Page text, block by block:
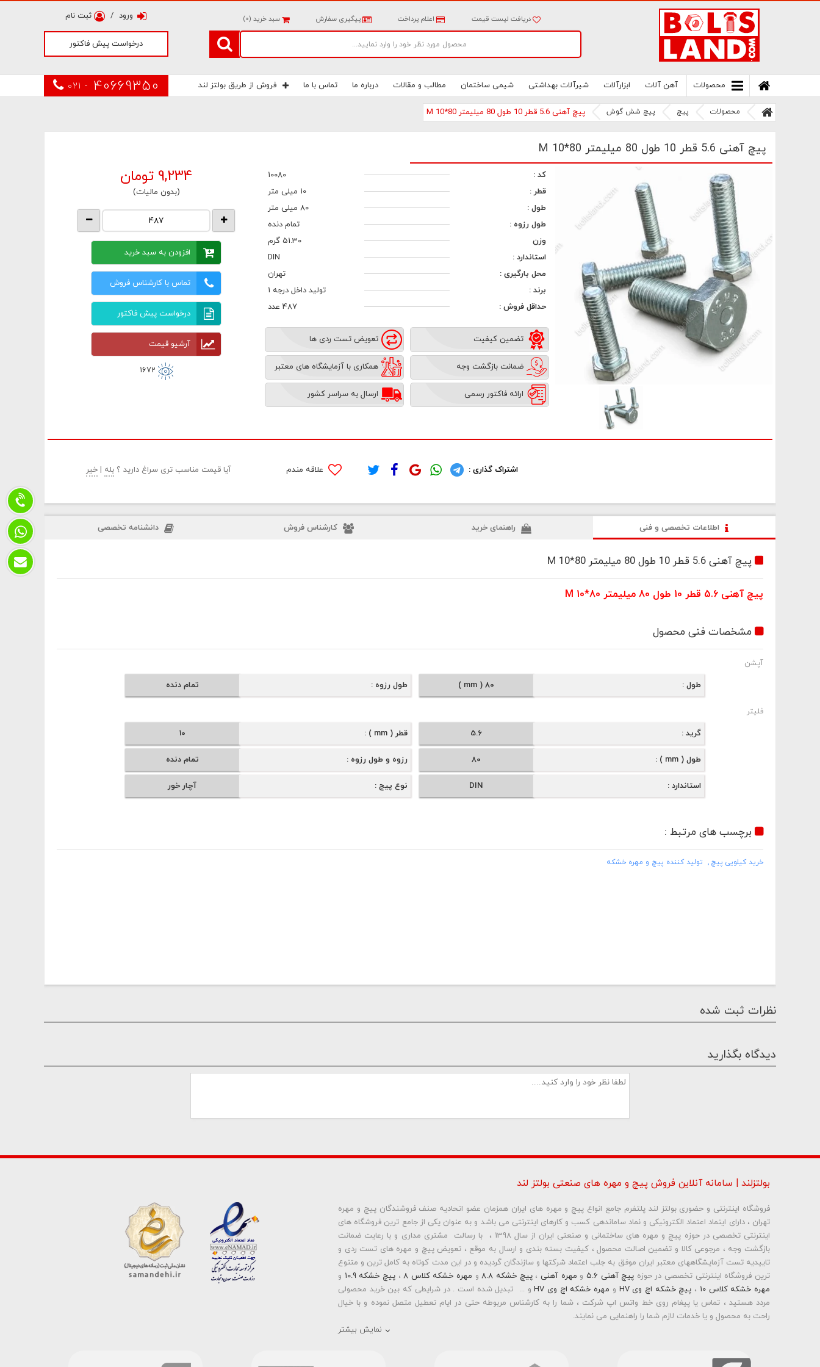
بولتز لند | سرزمین پیچ
دریافت لیست قیمت اعلام پرداخت پیگیری سفارش سبد خرید (0
) ورود / ثبت نام
درخواست پیش فاکتور
محصولات آهن آلات ابزارآلات شیرآلات بهداشتی شیمی ساختمان مطالب و مقالات درباره ما تماس با ما فروش از طریق بولتز لند 021 - 40669350
محصولات پیچ پیچ شش گوش پیچ آهنی 5.6 قطر 10 طول 80 میلیمتر M 10*80
پیچ آهنی 5.6 قطر 10 طول 80 میلیمتر M 10*80
کد :
10080
قطر :
10 میلی متر
طول :
80 میلی متر
طول رزوه :
تمام دنده
وزن
51.30 گرم
استاندارد :
DIN
محل بارگیری :
تهران
برند :
تولید داخل درجه 1
حداقل فروش :
487 عدد
تضمین کیفیت
ضمانت بازگشت وجه
ارائه فاکتور رسمی
تعویض تست ردی ها
همکاری با آزمایشگاه های معتبر
ارسال به سراسر کشور
9,234 تومان
(بدون مالیات)
افزودن به سبد خرید
تماس با کارشناس فروش
درخواست پیش فاکتور
آرشیو قیمت
1672
اشتراک گذاری : علاقه مندم آیا قیمت مناسب تری سراغ دارید ؟ بله |خیر
اطلاعات تخصصی و فنی راهنمای خرید کارشناس فروش دانشنامه تخصصی
پیچ آهنی 5.6 قطر 10 طول 80 میلیمتر M 10*80
پیچ آهنی 5.6 قطر 10 طول 80 میلیمتر M 10*80
مشخصات فنی محصول
آپشن
طول
80 ( mm ) طول رزوه تمام دنده
فلیتر
گرید
5.6 قطر ( mm ) 10
طول ( mm ) 80 رزوه و طول رزوه تمام دنده
استاندارد DIN نوع پیچ آچار خور
برچسب های مرتبط :
خرید کیلویی پیچ تولید کننده پیچ و مهره خشکه
نظرات ثبت شده
دیدگاه بگذارید
شماره تلفن و ایمیل شما نمایش داده نخواهد شد.
ارسال دیدگاه
آدرس اینترنتی فروشگاه
ثبت اطلاعات
بولتزلند | سامانه آنلاین فروش پیچ و مهره های صنعتی بولتز لند
فروشگاه اینترنتی و حضوری بولتز لند پلتفرم جامع انواع پیچ و مهره های ایران همزمان عضو اتحادیه صنف فروشندگان پیچ و مهره
تهران ، دارای اینماد اعتماد الکترونیکی و نماد ساماندهی کسب و کارهای اینترنتی می باشد و به عنوان یکی از جامع ترین فروشگاه های
اینترنتی تخصصی در حوزه پیچ و مهره های ساختمانی و صنعتی ایران از سال 1398 ، با رسالت مشتری مداری و با رعایت ضمانت
بازگشت وجه ، مرجوعی کالا و تضمین اصالت محصول ، کیفیت بسته بندی و ارسال به موقع ، تعویض پیچ و مهره های تست ردی و
تاییدیه تست آزمایشگاههای معتبر ایران موفق به جلب اعتماد شرکتها و سازندگان گردیده و در این مدت کوتاه به کامل ترین و متنوع
ترین فروشگاه اینترنتی تخصصی در حوزه پیچ آهنی 5.6 و مهره آهنی ،پیچ خشکه 8.8 و مهره خشکه کلاس 8 ،پیچ خشکه 10.9
و
مهره خشکه کلاس 10
، پیچ خشکه اچ وی HV و مهره خشکه اچ وی HV
و ... تبدیل شده است . در شرایطی که بین خرید محصولی
مردد هستید ، تماس یا پیغام روی خط واتس اپ شرکت ، شما را به کارشناس مربوطه حتی در ایام تعطیل متصل نموده و با خیال
راحت به محصول و یا خدمات لازم شما را راهنمایی می نمایند.
پیچ کناف
و
اینترنتی و عرضه خدمات به قیمت روز و رقابتی به مشتریان محترم می باشد . در فروشگاه اینترنتی و حضوری رابین ابزار شما مشتری
نمایش بیشتر